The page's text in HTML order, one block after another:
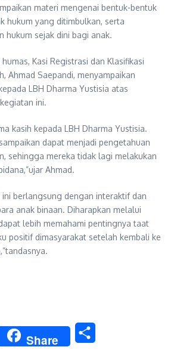
materi mengenai bentuk-bentuk
hukum yang ditimbulkan, serta
hukum sejak dini bagi anak.
Kasi Registrasi dan Klasifikasi
Ahmad Saepandi, menyampaikan
LBH Dharma Yustisia atas
ini.
kasih kepada LBH Dharma Yustisia.
dapat menjadi pengetahuan
sehingga mereka tidak lagi melakukan
Ahmad.
berlangsung dengan interaktif dan
anak binaan. Diharapkan melalui
lebih memahami pentingnya taat
positif dimasyarakat setelah kembali ke
Share